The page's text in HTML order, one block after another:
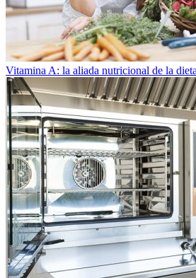
Vitamina A: la aliada nutricional de la